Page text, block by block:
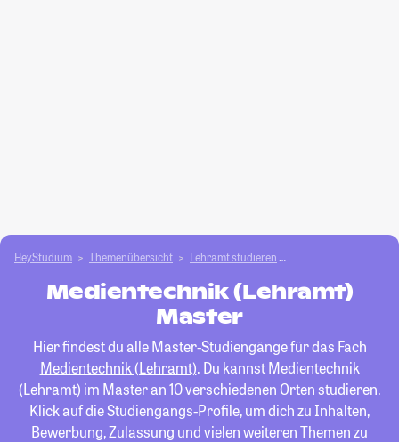
HeyStudium Themenübersicht Lehramt studieren
Medientechnik (Lehramt)
Master
Hier findest du alle Master-Studiengänge für das Fach
Medientechnik (Lehramt). Du kannst Medientechnik
(Lehramt) im Master an 10 verschiedenen Orten studieren.
Klick auf die Studiengangs-Profile, um dich zu Inhalten,
Bewerbung, Zulassung und vielen weiteren Themen zu